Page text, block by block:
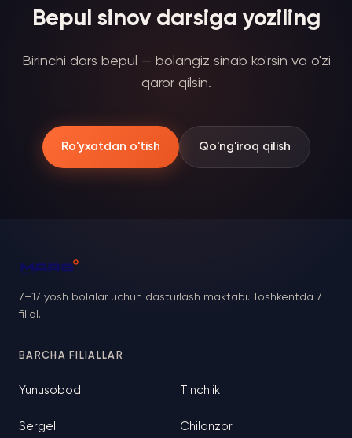
Bepul sinov darsiga yoziling
Birinchi dars bepul — bolangiz sinab ko'rsin va o'zi
qaror qilsin.
Ro'yxatdan o'tish Qo'ng'iroq qilish
7–17 yosh bolalar uchun dasturlash maktabi. Toshkentda 7
filial.
BARCHA FILIALLAR
Yunusobod Tinchlik
Sergeli Chilonzor